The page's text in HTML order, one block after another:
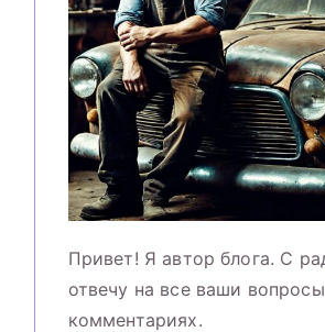
Привет! Я автор блога. С
отвечу на все ваши
комментариях.